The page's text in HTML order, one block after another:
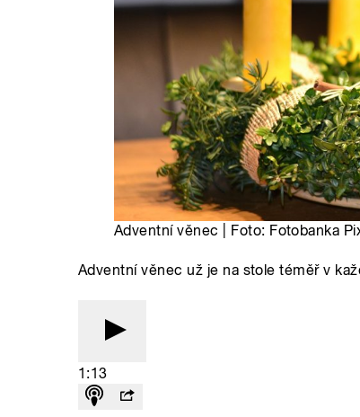
Adventní věnec | Foto: Fotobanka
Adventní věnec už je na stole téměř v
1:13